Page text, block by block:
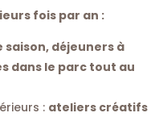
fois par an :
saison, déjeuners à
dans le parc tout au
: ateliers créatifs